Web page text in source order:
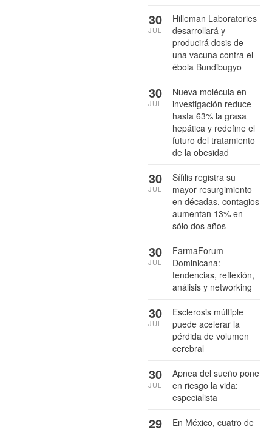
Hilleman Laboratories
desarrollará y
producirá dosis de
una vacuna contra el
ébola Bundibugyo
30
JUL
Nueva molécula en
investigación reduce
hasta 63% la grasa
hepática y redefine el
futuro del tratamiento
de la obesidad
30
JUL
Sífilis registra su
mayor resurgimiento
en décadas, contagios
aumentan 13% en
sólo dos años
30
JUL
FarmaForum
Dominicana:
tendencias, reflexión,
análisis y networking
30
JUL
Esclerosis múltiple
puede acelerar la
pérdida de volumen
cerebral
30
JUL
Apnea del sueño pone
en riesgo la vida:
especialista
30
JUL
En México, cuatro de
29